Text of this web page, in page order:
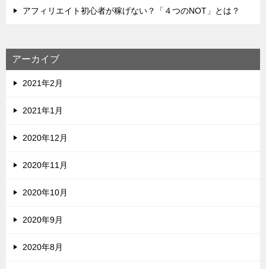
アフィリエイト初心者が稼げない？「４つのNOT」とは？
アーカイブ
2021年2月
2021年1月
2020年12月
2020年11月
2020年10月
2020年9月
2020年8月